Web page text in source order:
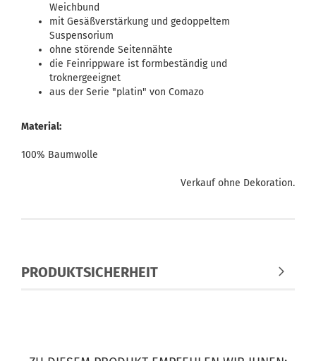
Weichbund
mit Gesäßverstärkung und gedoppeltem
Suspensorium
ohne störende Seitennähte
die Feinrippware ist formbeständig und
troknergeeignet
aus der Serie "platin" von Comazo
Material:
100% Baumwolle
Verkauf ohne Dekoration.
PRODUKTSICHERHEIT